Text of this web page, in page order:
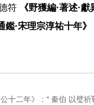
符 《野獲編·著述·獻
鑑·宋理宗淳祐十年》
十二年》：“ 秦伯 以璧祈